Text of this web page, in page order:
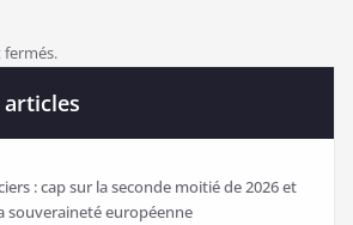
fermés.
: cap sur la seconde moitié de 2026 et
souveraineté européenne